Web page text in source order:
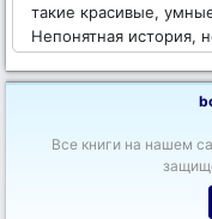
такие красивые,
Непонятная история,
Все книги на нашем